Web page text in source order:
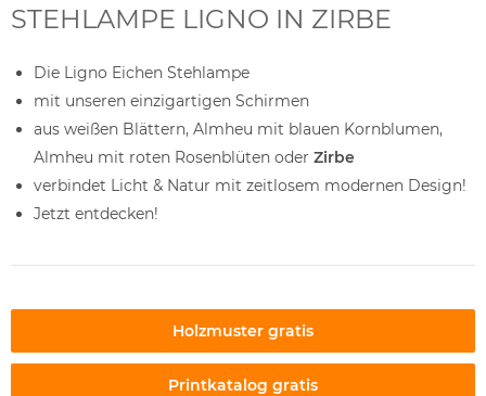
STEHLAMPE LIGNO IN ZIRBE
Die Ligno Eichen Stehlampe
mit unseren einzigartigen Schirmen
aus weißen Blättern, Almheu mit blauen Kornblumen,
Almheu mit roten Rosenblüten oder Zirbe
verbindet Licht & Natur mit zeitlosem modernen Design!
Jetzt entdecken!
Holzmuster gratis
Printkatalog gratis